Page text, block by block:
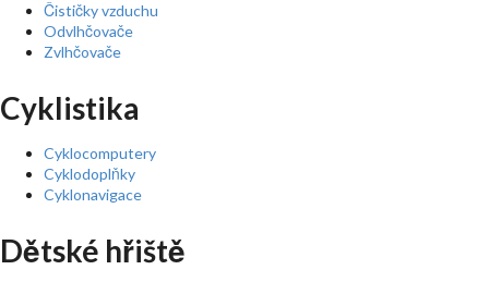
Čističky vzduchu
Odvlhčovače
Zvlhčovače
Cyklistika
Cyklocomputery
Cyklodoplňky
Cyklonavigace
Dětské hřiště